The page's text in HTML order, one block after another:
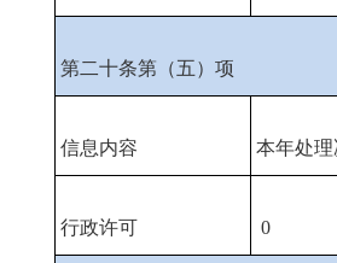
第二十条第（五）项
信息内容 本年处
行政许可 0